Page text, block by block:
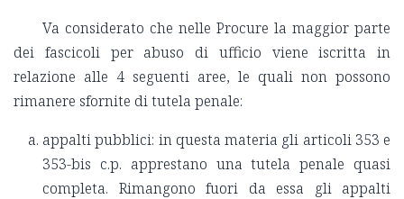
Va considerato che nelle Procure la maggior parte
dei fascicoli per abuso di ufficio viene iscritta in
relazione alle 4 seguenti aree, le quali non possono
rimanere sfornite di tutela penale:
appalti pubblici: in questa materia gli articoli 353 e
353-bis c.p. apprestano una tutela penale quasi
completa. Rimangono fuori da essa gli appalti